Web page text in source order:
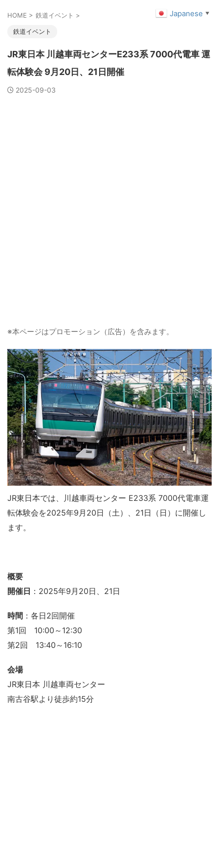
HOME > 鉄道イベント >
鉄道イベント
JR東日本 川越車両センターE233系 7000代電車 運
転体験会 9月20日、21日開催
2025-09-03
※本ページはプロモーション（広告）を含みます。
JR東日本では、川越車両センター E233系 7000代電車運
転体験会を2025年9月20日（土）、21日（日）に開催し
ます。
概要
開催日 ：2025年9月20日、21日
時間 ：各日2回開催
第1回 10:00～12:30
第2回 13:40～16:10
会場
JR東日本 川越車両センター
南古谷駅より徒歩約15分
Japanese ▼